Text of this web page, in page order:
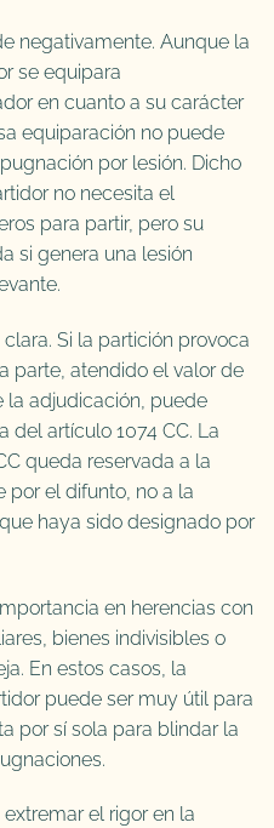
negativamente. Aunque la
se equipara
en cuanto a su carácter
equiparación no puede
por lesión. Dicho
no necesita el
para partir, pero su
si genera una lesión
Si la partición provoca
parte, atendido el valor de
la adjudicación, puede
del artículo 1074 CC. La
queda reservada a la
por el difunto, no a la
haya sido designado por
en herencias con
bienes indivisibles o
En estos casos, la
puede ser muy útil para
por sí sola para blindar la
el rigor en la